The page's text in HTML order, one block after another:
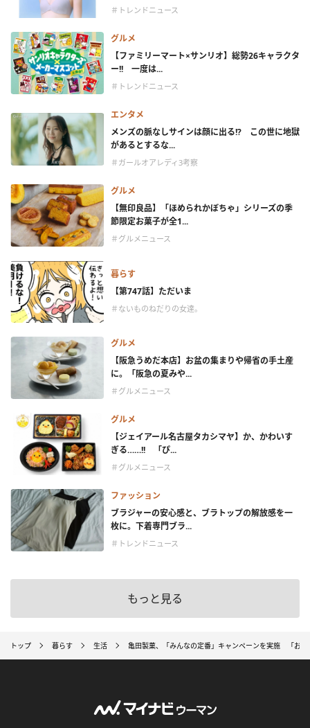
＃トレンドニュース
グルメ
【ファミリーマート×サンリオ】総勢26キャラクタ
ー!! 一度は...
＃トレンドニュース
エンタメ
メンズの脈なしサインは顔に出る!? この世に地獄
があるとするな...
＃ガールオアレディ3考察
グルメ
【無印良品】「ほめられかぼちゃ」シリーズの季
節限定お菓子が全1...
＃グルメニュース
暮らす
【第747話】ただいま
＃ないものねだりの女達。
グルメ
【阪急うめだ本店】お盆の集まりや帰省の手土産
に。「阪急の夏みや...
＃グルメニュース
グルメ
【ジェイアール名古屋タカシマヤ】か、かわいす
ぎる……!! 「ぴ...
＃グルメニュース
ファッション
ブラジャーの安心感と、ブラトップの解放感を一
枚に。下着専門ブラ...
＃トレンドニュース
もっと見る
トップ 暮らす 生活 亀田製菓、「みんなの定番」キャンペーンを実施 「お茶